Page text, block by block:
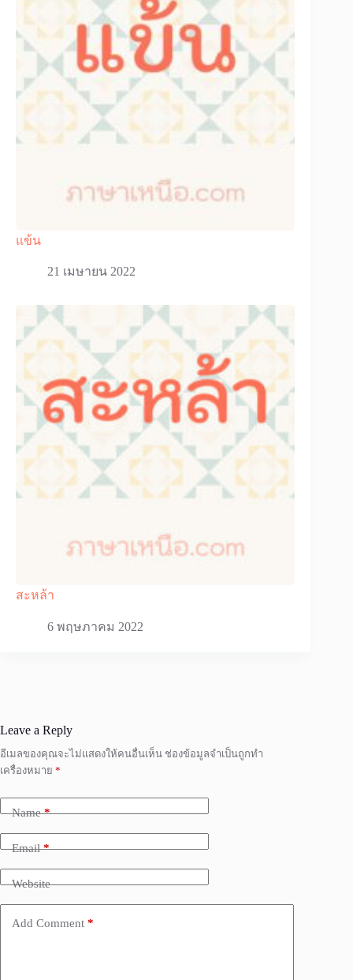
แข้น
21 เมษายน 2022
สะหล้า
6 พฤษภาคม 2022
Leave a Reply
อีเมลของคุณจะไม่แสดงให้คนอื่นเห็น ช่องข้อมูลจำเป็นถูกทำ
เครื่องหมาย *
Name*
Email*
Website
Add Comment *